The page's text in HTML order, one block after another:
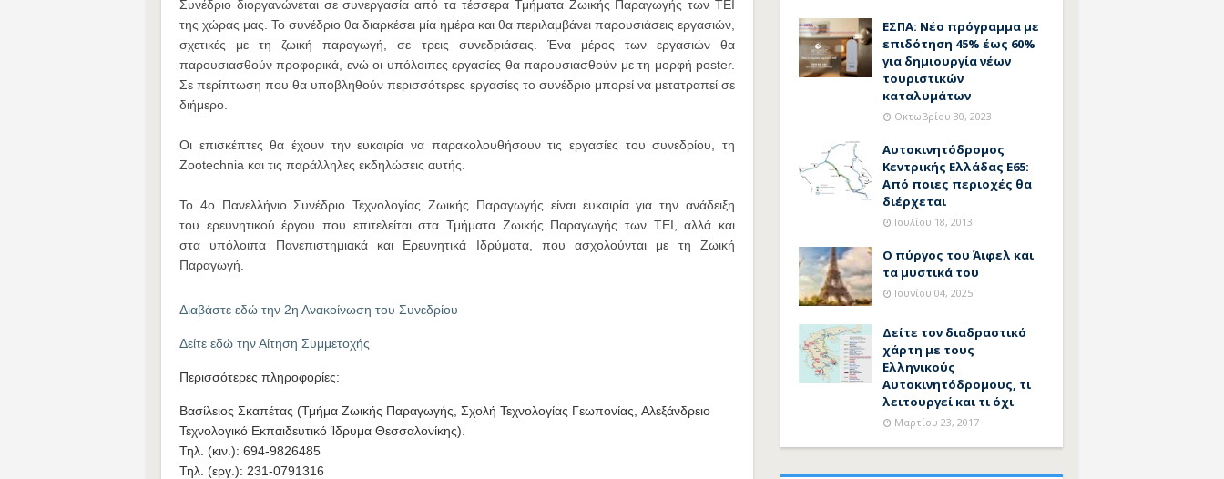
Συνέδριο διοργανώνεται σε συνεργασία από τα τέσσερα Τμήματα Ζωικής Παραγωγής των ΤΕΙ
της χώρας μας. Το συνέδριο θα διαρκέσει μία ημέρα και θα περιλαμβάνει παρουσιάσεις εργασιών,
σχετικές με τηζωική παραγωγή, σε τρεις συνεδριάσεις. Ένα μέρος των εργασιών θα
παρουσιασθούν προφορικά, ενώ οι υπόλοιπες εργασίες θα παρουσιασθούν με τη μορφή poster.
Σε περίπτωση που θα υποβληθούνπερισσότερες εργασίες το συνέδριο μπορεί να μετατραπεί σε
διήμερο.
Οι επισκέπτες θα έχουν τηνευκαιρία να παρακολουθήσουν τις εργασίες του συνεδρίου, τη
Zootechnia και τις παράλληλες εκδηλώσεις αυτής.
Το 4ο Πανελλήνιο Συνέδριο Τεχνολογίας Ζωικής Παραγωγής είναι ευκαιρία για την ανάδειξη
του ερευνητικού έργου που επιτελείται στα Τμήματα Ζωικής Παραγωγής των ΤΕΙ, αλλά και
στα υπόλοιπα Πανεπιστημιακά και Ερευνητικά Ιδρύματα, που ασχολούνται με τη Ζωική
Παραγωγή.
Διαβάστε εδώ την 2η Ανακοίνωση του Συνεδρίου
Δείτε εδώ την Αίτηση Συμμετοχής
Περισσότερες πληροφορίες:
Βασίλειος Σκαπέτας (Τμήμα Ζωικής Παραγωγής, Σχολή Τεχνολογίας Γεωπονίας, Αλεξάνδρειο
Τεχνολογικό Εκπαιδευτικό Ίδρυμα Θεσσαλονίκης).
Τηλ. (κιν.): 694-9826485
Τηλ. (εργ.): 231-0791316
ΕΣΠΑ: Νέο πρόγραμμα με
επιδότηση 45% έως 60%
για δημιουργία νέων
τουριστικών
καταλυμάτων
Οκτωβρίου 30, 2023
Αυτοκινητόδρομος
Κεντρικής Ελλάδας Ε65:
Από ποιες περιοχές θα
διέρχεται
Ιουλίου 18, 2013
Ο πύργος του Άιφελ και
τα μυστικά του
Ιουνίου 04, 2025
Δείτε τον διαδραστικό
χάρτη με τους
Ελληνικούς
Αυτοκινητόδρομους, τι
λειτουργεί και τι όχι
Μαρτίου 23, 2017